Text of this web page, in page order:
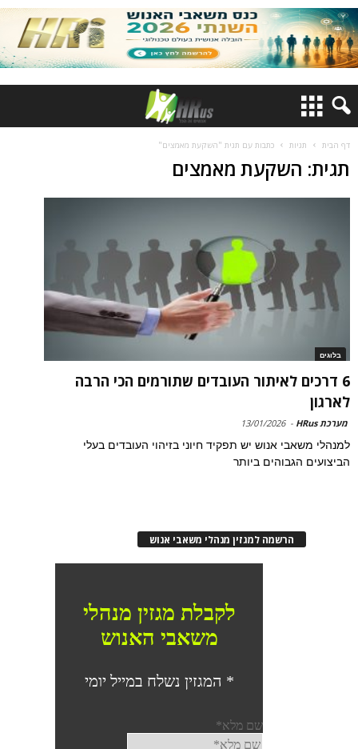
דף הבית תגיות כתבות עם תגית "השקעת מאמצים"
תגית: השקעת מאמצים
בלוגים
6 דרכים לאיתור העובדים שתורמים הכי הרבה
לארגון
מערכת HRus -
13/01/2026
למנהלי משאבי אנוש יש תפקיד חיוני בזיהוי העובדים בעלי
הביצועים הגבוהים ביותר
הרשמה למגזין מנהלי משאבי אנוש